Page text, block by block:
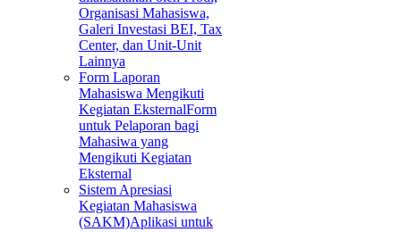
Organisasi Mahasiswa,
Galeri Investasi BEI, Tax
Center, dan Unit-Unit
Lainnya
Form Laporan
Mahasiswa Mengikuti
Kegiatan EksternalForm
untuk Pelaporan bagi
Mahasiwa yang
Mengikuti Kegiatan
Eksternal
Sistem Apresiasi
Kegiatan Mahasiswa
(SAKM)Aplikasi untuk